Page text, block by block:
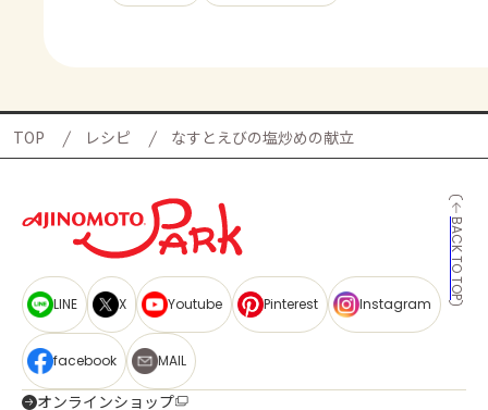
TOP レシピ なすとえびの塩炒めの献立
BACK TO TOP
LINE X Youtube Pinterest Instagram
facebook MAIL
オンラインショップ